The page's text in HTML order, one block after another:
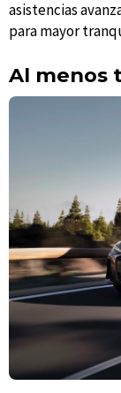
asistencias
para mayor
Al menos